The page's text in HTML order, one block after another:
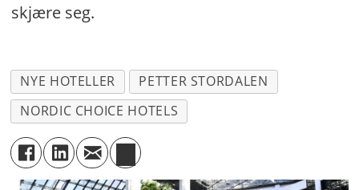
skjære seg.
NYE HOTELLER
PETTER STORDALEN
NORDIC CHOICE HOTELS